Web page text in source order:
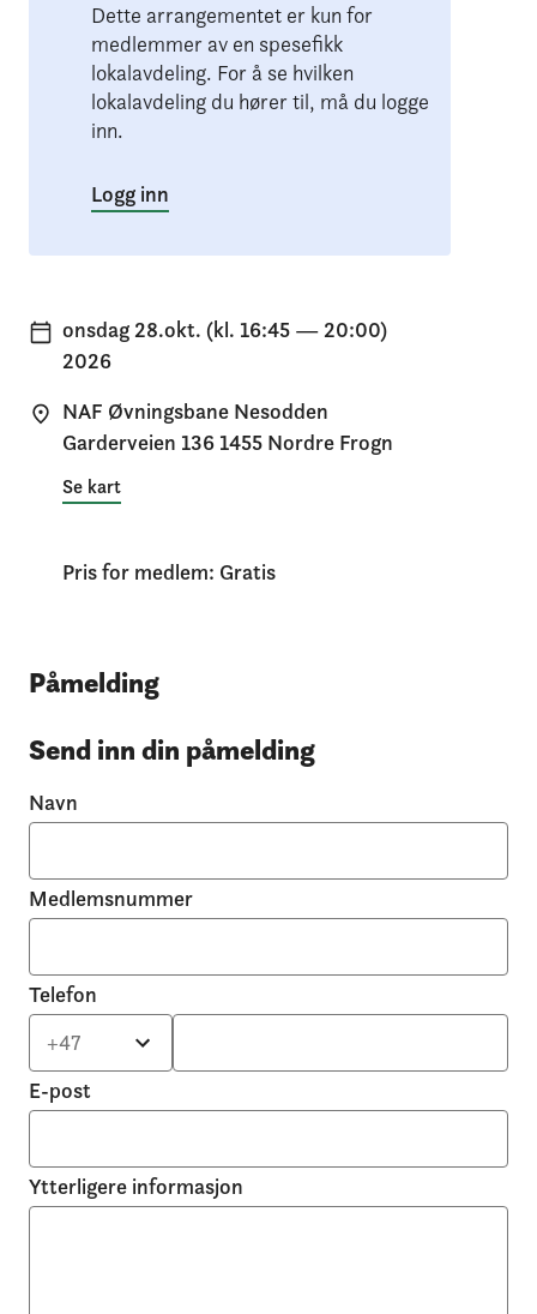
Dette arrangementet er kun for
medlemmer av en spesefikk
lokalavdeling. For å se hvilken
lokalavdeling du hører til, må du logge
inn.
Logg inn
onsdag 28.okt. (kl. 16:45 — 20:00)
2026
NAF Øvningsbane Nesodden
Garderveien 136 1455 Nordre Frogn
Se kart
Pris for medlem: Gratis
Påmelding
Send inn din påmelding
Navn
Medlemsnummer
Telefon
E-post
Ytterligere informasjon